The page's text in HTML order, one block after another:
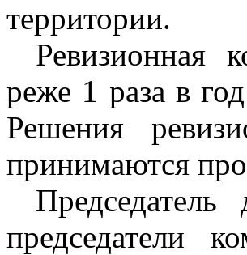
территории.
Ревизионная
реже 1 раза в
Решения
принимаются
Председатель
председатели